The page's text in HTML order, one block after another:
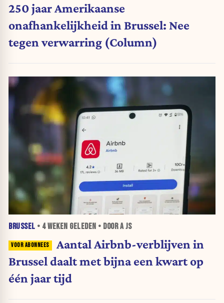
250 jaar Amerikaanse
onafhankelijkheid in Brussel: Nee
tegen verwarring (Column)
BRUSSEL • 4 WEKEN GELEDEN • DOOR A JS
Aantal Airbnb-verblijven in
Brussel daalt met bijna een kwart op
één jaar tijd